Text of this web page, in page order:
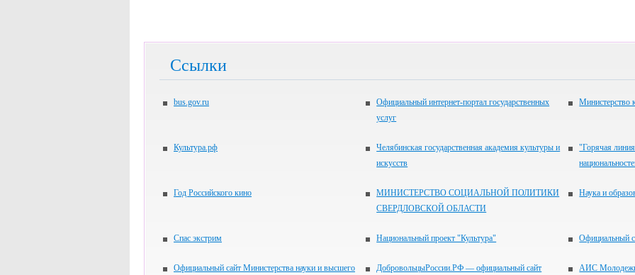
Ссылки
bus.gov.ru
Официальный интернет-портал государственных
услуг
Министерство
Культура.рф
Челябинская государственная академия культуры и
искусств
"Горячая
Год Российского кино
МИНИСТЕРСТВО СОЦИАЛЬНОЙ ПОЛИТИКИ
СВЕРДЛОВСКОЙ ОБЛАСТИ
Наука и
Спас экстрим Национальный проект "Культура" Официальный
Официальный сайт Министерства науки и высшего
ДобровольцыРоссии.РФ — официальный сайт АИС